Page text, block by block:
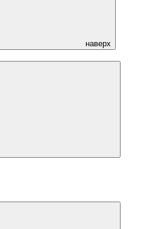
наверх